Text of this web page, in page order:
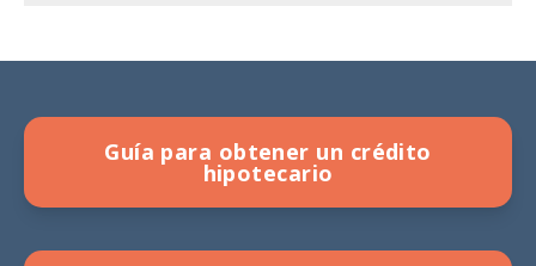
Guía para obtener un crédito
hipotecario